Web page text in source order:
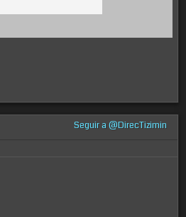
Seguir a @DirecTizimin